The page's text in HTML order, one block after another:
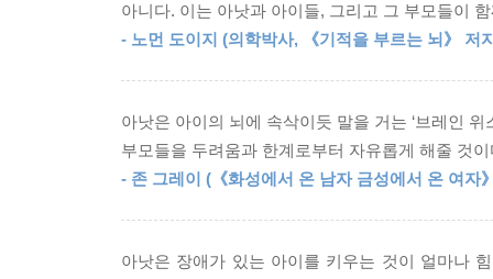
스스로 일어나 앉지 못했던 네 살 반 아이는 몇
아이가 레슨을 받고 집에 돌아간 날부터 꼿꼿하
젖힌 채 고함을 질러 부모를 난감하게 했던 세 살
‘연결’이 일어나 생긴 변화다.
그렇기에 아낫 바니엘 치유법은 특정 증상을 결
주장처럼 보인다. 하지만 ‘아낫 바니엘 치유법’
뇌과학 분야에서 활발하게 연구되고 있는 뇌 가
아니다. 이는 아낫과 아이들, 그리고 그 부모들이
- 노먼 도이지 (의학박사, 《기적을 부르는 뇌》 저
아낫은 아이의 뇌에 속삭이듯 말을 거는 ‘브레인
부모들을 두려움과 한계로부터 자유롭게 해줄 것이
- 존 그레이 (《화성에서 온 남자 금성에서 온 여자
아낫은 장애가 있는 아이를 키우는 것이 얼마나